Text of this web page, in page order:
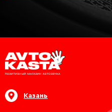
Казань